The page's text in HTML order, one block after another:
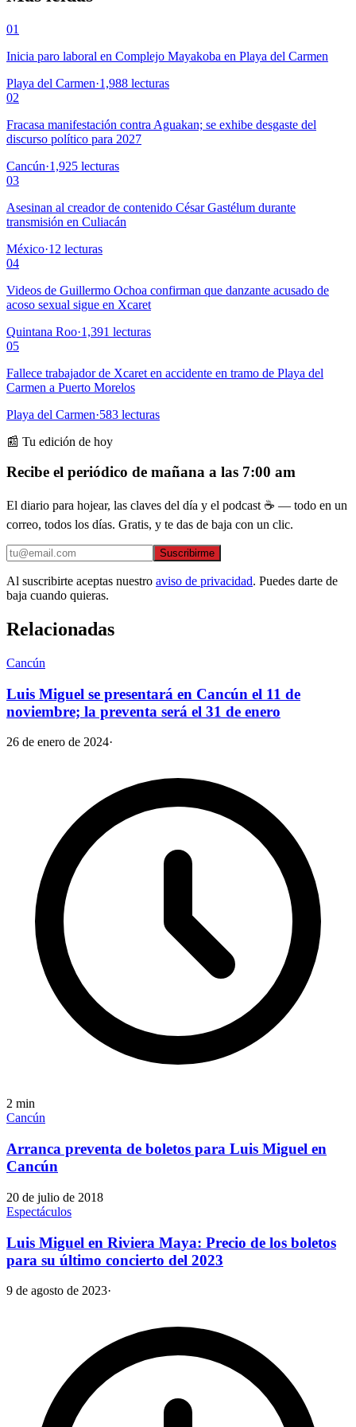
01
Inicia paro laboral en Complejo Mayakoba en Playa del Carmen
Playa del Carmen·1,988 lecturas
02
Fracasa manifestación contra Aguakan; se exhibe desgaste del
discurso político para 2027
Cancún·1,925 lecturas
03
Asesinan al creador de contenido César Gastélum durante
transmisión en Culiacán
México·12 lecturas
04
Videos de Guillermo Ochoa confirman que danzante acusado de
acoso sexual sigue en Xcaret
Quintana Roo·1,391 lecturas
05
Fallece trabajador de Xcaret en accidente en tramo de Playa del
Carmen a Puerto Morelos
Playa del Carmen·583 lecturas
📰 Tu edición de hoy
Recibe el periódico de mañana a las 7:00 am
El diario para hojear, las claves del día y el podcast ☕ — todo en un
correo, todos los días. Gratis, y te das de baja con un clic.
Suscribirme
Al suscribirte aceptas nuestro aviso de privacidad. Puedes darte de
baja cuando quieras.
Relacionadas
Cancún
Luis Miguel se presentará en Cancún el 11 de
noviembre; la preventa será el 31 de enero
26 de enero de 2024·
2 min
Cancún
Arranca preventa de boletos para Luis Miguel en
Cancún
20 de julio de 2018
Espectáculos
Luis Miguel en Riviera Maya: Precio de los boletos
para su último concierto del 2023
9 de agosto de 2023·